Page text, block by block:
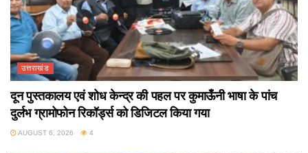
उत्तराखंड
दून पुस्तकालय एवं शोध केन्द्र की पहल पर कुमाऊँनी भाषा के पांच
दुर्लभ ग्रामोफोन रिकॉर्ड्स को डिजिटल किया गया
AUGUST 6, 2026 4